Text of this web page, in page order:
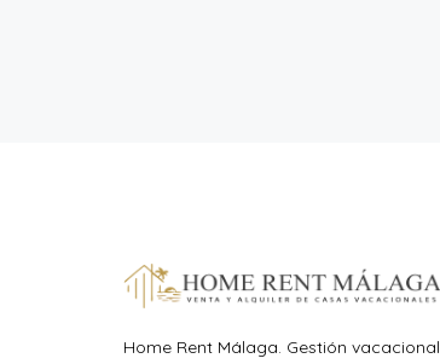
Home Rent Málaga. Gestión vacacional